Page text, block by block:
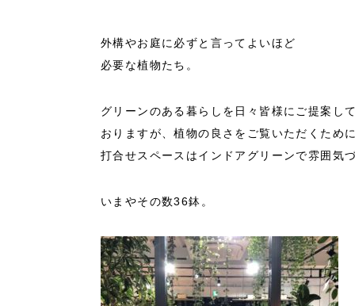
外構やお庭に必ずと言ってよいほど
必要な植物たち。
グリーンのある暮らしを日々皆様にご提案して
おりますが、植物の良さをご覧いただくために
打合せスペースはインドアグリーンで雰囲気づ
いまやその数36鉢。